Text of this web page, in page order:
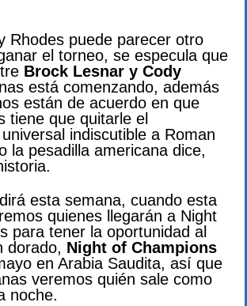
Rhodes puede parecer otro
el torneo, se especula que
Brock Lesnar y Cody
está comenzando, además
están de acuerdo en que
tiene que quitarle el
indiscutible a Roman
la pesadilla americana dice,
esta semana, cuando esta
quienes llegarán a Night
para tener la oportunidad al
dorado, Night of Champions
en Arabia Saudita, así que
veremos quién sale como
noche.